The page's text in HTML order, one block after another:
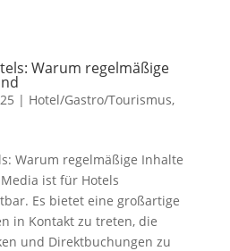
Warum regelmäßige
| Hotel/Gastro/Tourismus,
Warum regelmäßige Inhalte
ist für Hotels
Es bietet eine großartige
in Kontakt zu treten, die
und Direktbuchungen zu